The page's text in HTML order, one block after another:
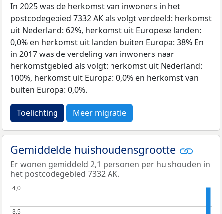
In 2025 was de herkomst van inwoners in het
postcodegebied 7332 AK als volgt verdeeld: herkomst
uit Nederland: 62%, herkomst uit Europese landen:
0,0% en herkomst uit landen buiten Europa: 38% En
in 2017 was de verdeling van inwoners naar
herkomstgebied als volgt: herkomst uit Nederland:
100%, herkomst uit Europa: 0,0% en herkomst van
buiten Europa: 0,0%.
Toelichting Meer migratie
Gemiddelde huishoudensgrootte
Er wonen gemiddeld 2,1 personen per huishouden in
het postcodegebied 7332 AK.
3,5
3,5
4,0
4,0